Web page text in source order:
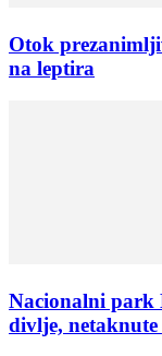
Otok
na leptira
Nacionalni park
divlje,